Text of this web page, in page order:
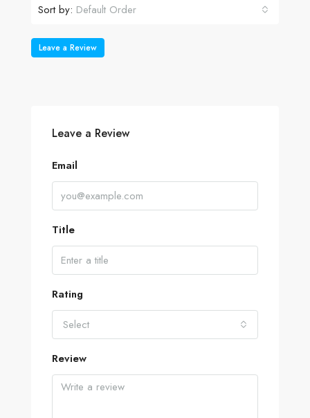
Sort by: Default Order
Leave a Review
Leave a Review
Email
Title
Rating
Select
Review